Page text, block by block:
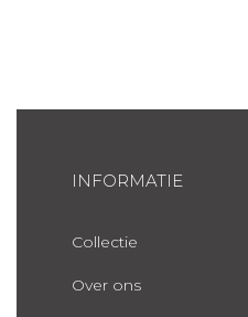
INFORMATIE
Collectie
Over ons